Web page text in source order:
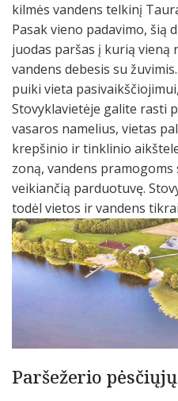
kilmės vandens telkinį
Pasak vieno padavimo, šią
juodas paršas į kurią vieną
vandens debesis su
puiki vieta
Stovyklavietėje galite rasti
vasaros namelius, vietas
krepšinio ir tinklinio
zoną, vandens
veikiančią parduotuvę.
todėl vietos ir vandens
Paršežerio